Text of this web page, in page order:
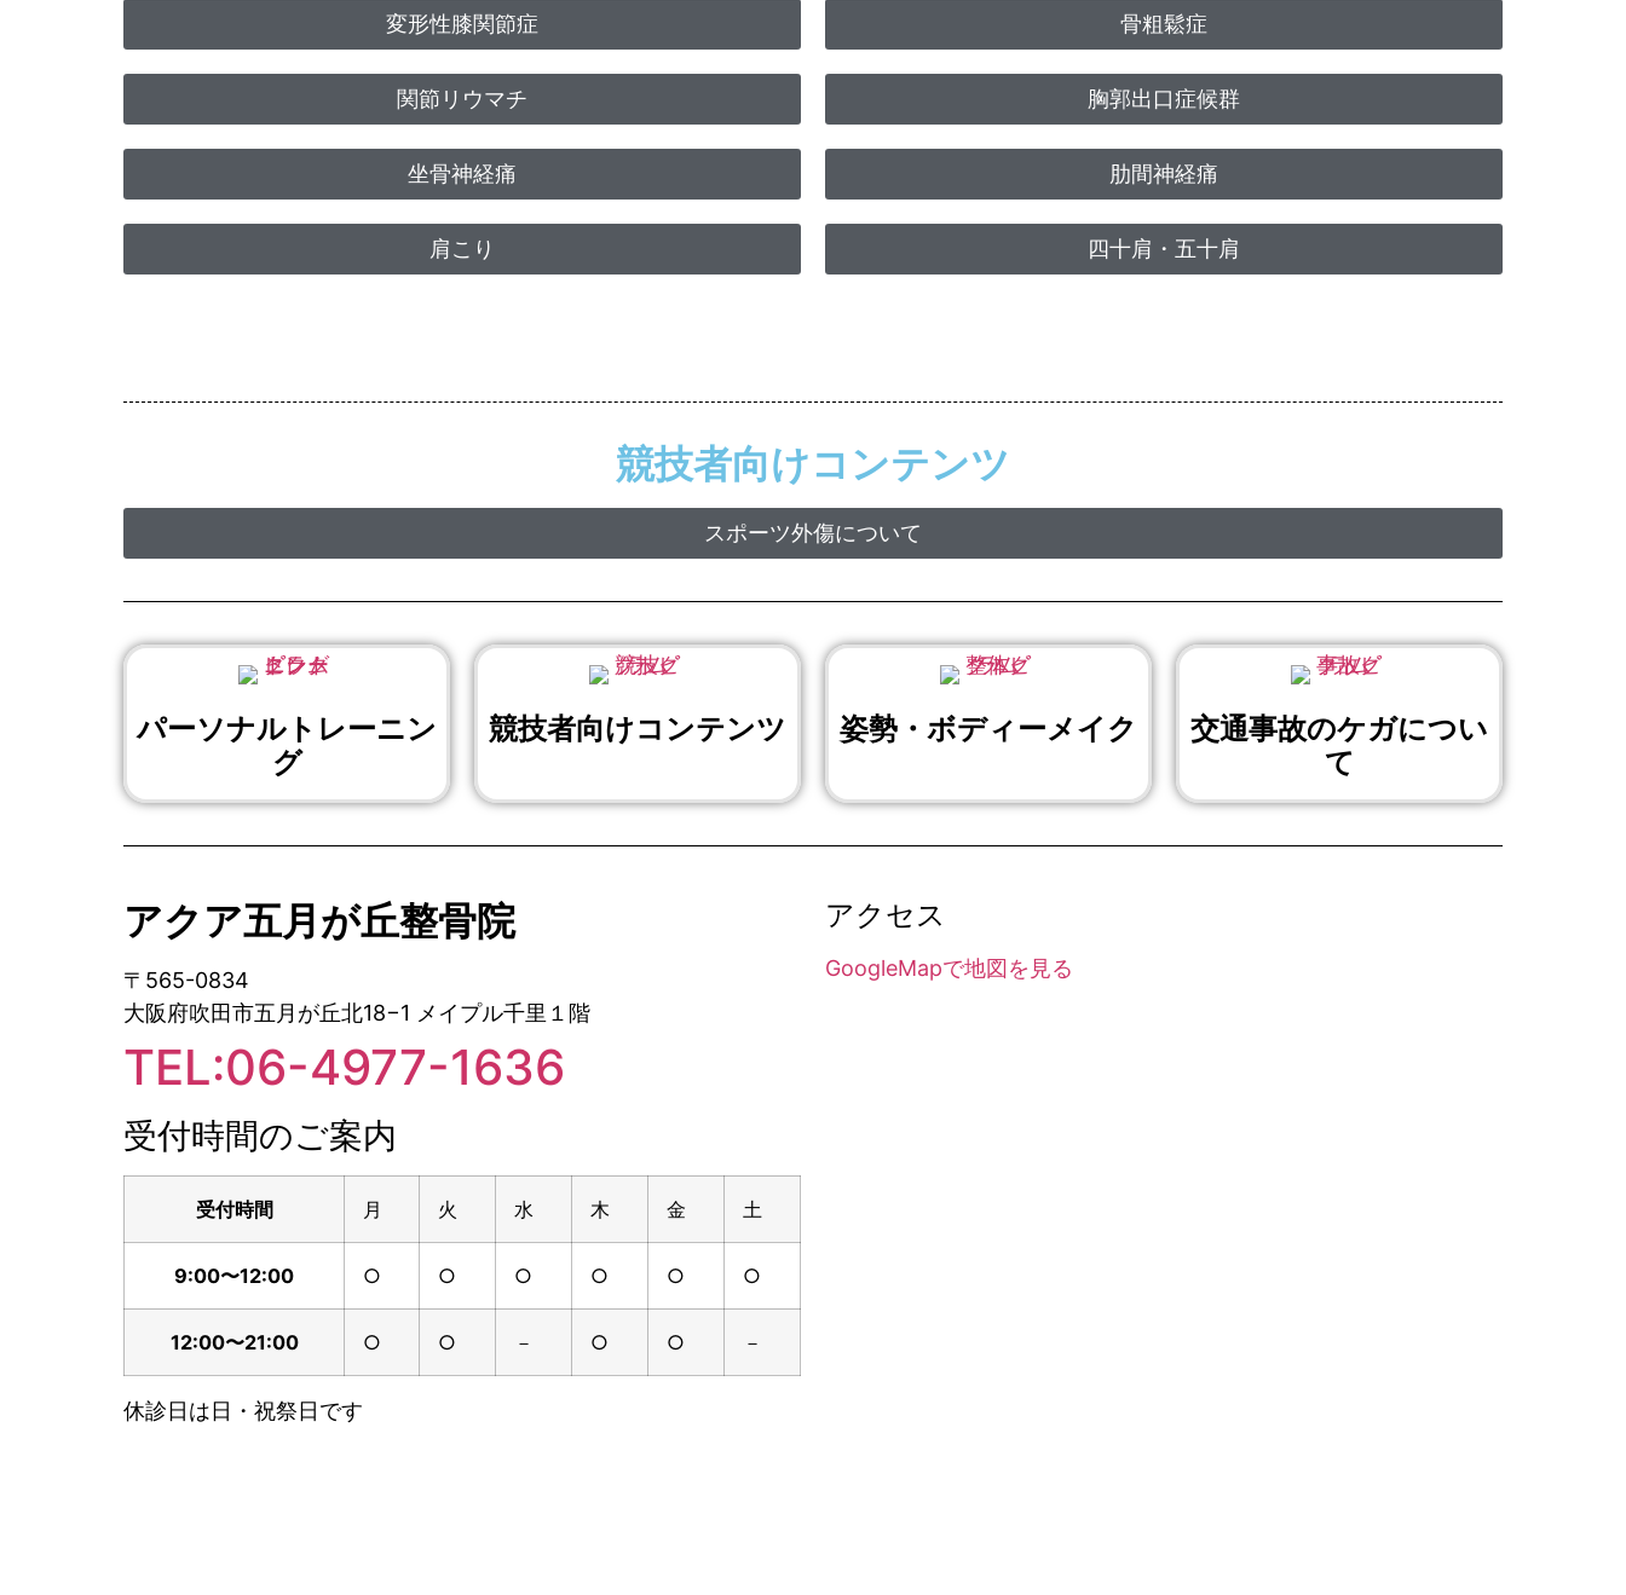
変形性膝関節症 骨粗鬆症
関節リウマチ 胸郭出口症候群
坐骨神経痛 肋間神経痛
肩こり 四十肩・五十肩
競技者向けコンテンツ
スポーツ外傷について
パーソナルトレーニン
グ
競技者向けコンテンツ 姿勢・ボディーメイク
交通事故のケガについ
て
アクア五月が丘整骨院
〒565-0834
大阪府吹田市五月が丘北18−1 メイプル千里１階
TEL:06-4977-1636
受付時間のご案内
受付時間 月 火 水 木 金 土
9:00〜12:00 ○ ○ ○ ○ ○ ○
12:00〜21:00 ○ ○ － ○ ○ －
休診日は日・祝祭日です
アクセス
GoogleMapで地図を見る